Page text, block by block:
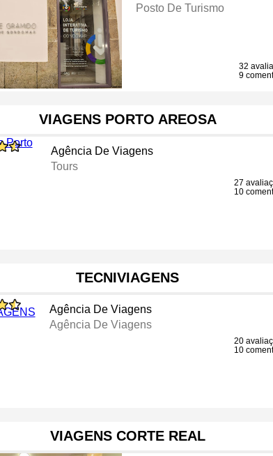
Posto De Turismo
32
9
VIAGENS PORTO AREOSA
Agência De Viagens
Tours
27
10
TECNIVIAGENS
Agência De Viagens
Agência De Viagens
20
10
VIAGENS CORTE REAL